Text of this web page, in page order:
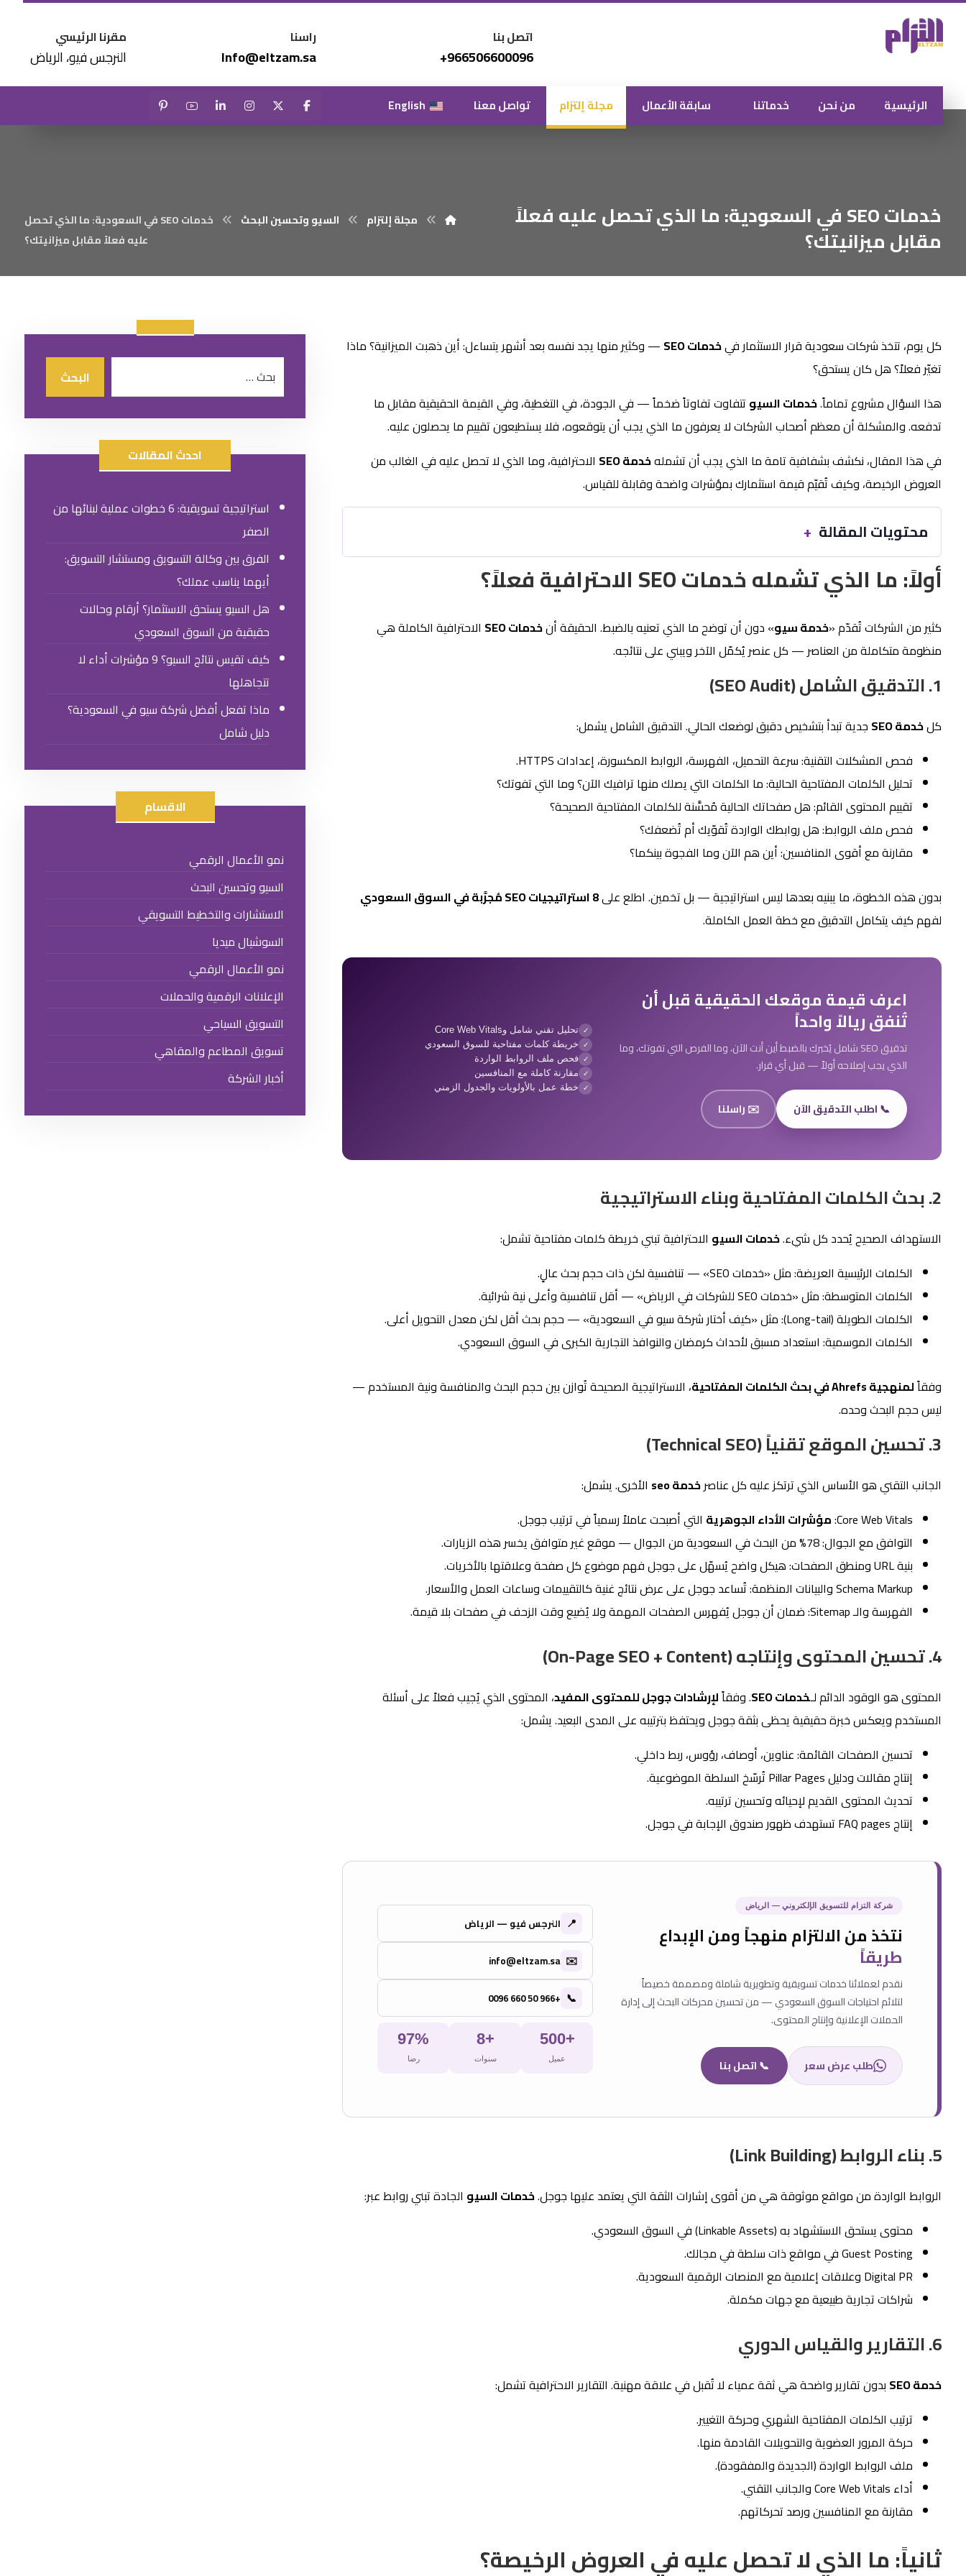
مقرنا الرئيسي
النرجس فيو، الرياض
راسنا
Info@eltzam.sa
اتصل بنا
966506600096+
الرئيسية من نحن خدماتنا سابقة الأعمال مجلة إلتزام تواصل معنا English
خدمات SEO في السعودية: ما الذي تحصل عليه فعلاً
مقابل ميزانيتك؟
مجلة إلتزام السيو وتحسين البحث
خدمات SEO في السعودية: ما الذي تحصل
عليه فعلاً مقابل ميزانيتك؟
كل يوم، تتخذ شركات سعودية قرار الاستثمار فيخدمات SEO
— وكثير منها يجد نفسه بعد أشهر يتساءل: أين ذهبت الميزانية؟ ماذا
تغيّر فعلاً؟ هل كان يستحق؟
هذا السؤال مشروع تماماً.خدمات السيو تتفاوت تفاوتاً ضخماً — في الجودة، في التغطية، وفي القيمة الحقيقية مقابل ما
تدفعه. والمشكلة أن معظم أصحاب الشركات لا يعرفون ما الذي يجب أن يتوقعوه، فلا يستطيعون تقييم ما يحصلون عليه.
في هذا المقال، نكشف بشفافية تامة ما الذي يجب أن تشملهخدمة SEO
الاحترافية، وما الذي لا تحصل عليه في الغالب من
العروض الرخيصة، وكيف تُقيّم قيمة استثمارك بمؤشرات واضحة وقابلة للقياس.
محتويات المقالة
أولاً: ما الذي تشمله خدمات SEO الاحترافية فعلاً؟
كثير من الشركات تُقدّم «خدمة سيو» دون أن توضح ما الذي تعنيه بالضبط. الحقيقة أنخدمات SEO
الاحترافية الكاملة هي
منظومة متكاملة من العناصر — كل عنصر يُكمّل الآخر ويبني على نتائجه.
1. التدقيق الشامل (SEO Audit)
كلخدمة SEO
جدية تبدأ بتشخيص دقيق لوضعك الحالي. التدقيق الشامل يشمل:
فحص المشكلات التقنية: سرعة التحميل، الفهرسة، الروابط المكسورة، إعدادات HTTPS.
تحليل الكلمات المفتاحية الحالية: ما الكلمات التي يصلك منها ترافيك الآن؟ وما التي تفوتك؟
تقييم المحتوى القائم: هل صفحاتك الحالية مُحسَّنة للكلمات المفتاحية الصحيحة؟
فحص ملف الروابط: هل روابطك الواردة تُقوّيك أم تُضعفك؟
مقارنة مع أقوى المنافسين: أين هم الآن وما الفجوة بينكما؟
بدون هذه الخطوة، ما يبنيه بعدها ليس استراتيجية — بل تخمين. اطلع على8 استراتيجيات SEO مُجرَّبة في السوق السعودي
لفهم كيف يتكامل التدقيق مع خطة العمل الكاملة.
اعرف قيمة موقعك الحقيقية قبل أن
تُنفق ريالاً واحداً
تدقيق SEO شامل يُخبرك بالضبط أين أنت الآن، وما الفرص التي تفوتك، وما
الذي يجب إصلاحه أولاً — قبل أي قرار.
📞 اطلب التدقيق الآن ✉️ راسلنا
✓ تحليل تقني شامل وCore Web Vitals
✓ خريطة كلمات مفتاحية للسوق السعودي
✓ فحص ملف الروابط الواردة
✓ مقارنة كاملة مع المنافسين
✓ خطة عمل بالأولويات والجدول الزمني
2. بحث الكلمات المفتاحية وبناء الاستراتيجية
الاستهداف الصحيح يُحدد كل شيء.خدمات السيو الاحترافية تبني خريطة كلمات مفتاحية تشمل:
الكلمات الرئيسية العريضة: مثل «خدمات SEO» — تنافسية لكن ذات حجم بحث عالٍ.
الكلمات المتوسطة: مثل «خدمات SEO للشركات في الرياض» — أقل تنافسية وأعلى نية شرائية.
الكلمات الطويلة (Long-tail): مثل «كيف أختار شركة سيو في السعودية» — حجم بحث أقل لكن معدل التحويل أعلى.
الكلمات الموسمية: استعداد مسبق لأحداث كرمضان والنوافذ التجارية الكبرى في السوق السعودي.
وفقاًلمنهجية Ahrefs في بحث الكلمات المفتاحية
، الاستراتيجية الصحيحة تُوازن بين حجم البحث والمنافسة ونية المستخدم —
ليس حجم البحث وحده.
3. تحسين الموقع تقنياً (Technical SEO)
الجانب التقني هو الأساس الذي ترتكز عليه كل عناصرخدمة seo
الأخرى. يشمل:
Core Web Vitals: مؤشرات الأداء الجوهرية التي أصبحت عاملاً رسمياً في ترتيب جوجل.
التوافق مع الجوال: 78% من البحث في السعودية من الجوال — موقع غير متوافق يخسر هذه الزيارات.
بنية URL ومنطق الصفحات: هيكل واضح يُسهّل على جوجل فهم موضوع كل صفحة وعلاقتها بالأخريات.
Schema Markup والبيانات المنظمة: تُساعد جوجل على عرض نتائج غنية كالتقييمات وساعات العمل والأسعار.
الفهرسة والـ Sitemap: ضمان أن جوجل يُفهرس الصفحات المهمة ولا يُضيع وقت الزحف في صفحات بلا قيمة.
4. تحسين المحتوى وإنتاجه (On-Page SEO + Content)
المحتوى هو الوقود الدائم لـخدمات SEO . وفقاًلإرشادات جوجل للمحتوى المفيد، المحتوى الذي يُجيب فعلاً على أسئلة
المستخدم ويعكس خبرة حقيقية يحظى بثقة جوجل ويحتفظ بترتيبه على المدى البعيد. يشمل:
تحسين الصفحات القائمة: عناوين، أوصاف، رؤوس، ربط داخلي.
إنتاج مقالات ودليل Pillar Pages تُرسّخ السلطة الموضوعية.
تحديث المحتوى القديم لإحيائه وتحسين ترتيبه.
إنتاج FAQ pages تستهدف ظهور صندوق الإجابة في جوجل.
شركة التزام للتسويق الإلكتروني — الرياض
نتخذ من الالتزام منهجاً ومن الإبداع
طريقاً
نقدم لعملائنا خدمات تسويقية وتطويرية شاملة ومصممة خصيصاً
لتلائم احتياجات السوق السعودي — من تحسين محركات البحث إلى إدارة
الحملات الإعلانية وإنتاج المحتوى.
طلب عرض سعر 📞 اتصل بنا
📍 النرجس فيو — الرياض
✉️
info@eltzam.sa
📞
+966 50 660 0096
+500
عميل
+8
سنوات
97%
رضا
5. بناء الروابط (Link Building)
الروابط الواردة من مواقع موثوقة هي من أقوى إشارات الثقة التي يعتمد عليها جوجل.خدمات السيو الجادة تبني روابط عبر:
محتوى يستحق الاستشهاد به (Linkable Assets) في السوق السعودي.
Guest Posting في مواقع ذات سلطة في مجالك.
Digital PR وعلاقات إعلامية مع المنصات الرقمية السعودية.
شراكات تجارية طبيعية مع جهات مكملة.
6. التقارير والقياس الدوري
خدمة SEO
بدون تقارير واضحة هي ثقة عمياء لا تُقبل في علاقة مهنية. التقارير الاحترافية تشمل:
ترتيب الكلمات المفتاحية الشهري وحركة التغيير.
حركة المرور العضوية والتحويلات القادمة منها.
ملف الروابط الواردة (الجديدة والمفقودة).
أداء Core Web Vitals والجانب التقني.
مقارنة مع المنافسين ورصد تحركاتهم.
ثانياً: ما الذي لا تحصل عليه في العروض الرخيصة؟
احدث المقالات
استراتيجية تسويقية: 6 خطوات عملية لبنائها من
الصفر
الفرق بين وكالة التسويق ومستشار التسويق:
أيهما يناسب عملك؟
هل السيو يستحق الاستثمار؟ أرقام وحالات
حقيقية من السوق السعودي
كيف تقيس نتائج السيو؟ 9 مؤشرات أداء لا
تتجاهلها
ماذا تفعل أفضل شركة سيو في السعودية؟
دليل شامل
الاقسام
نمو الأعمال الرقمي
السيو وتحسين البحث
الاستشارات والتخطيط التسويقي
السوشيال ميديا
نمو الأعمال الرقمي
الإعلانات الرقمية والحملات
التسويق السياحي
تسويق المطاعم والمقاهي
أخبار الشركة